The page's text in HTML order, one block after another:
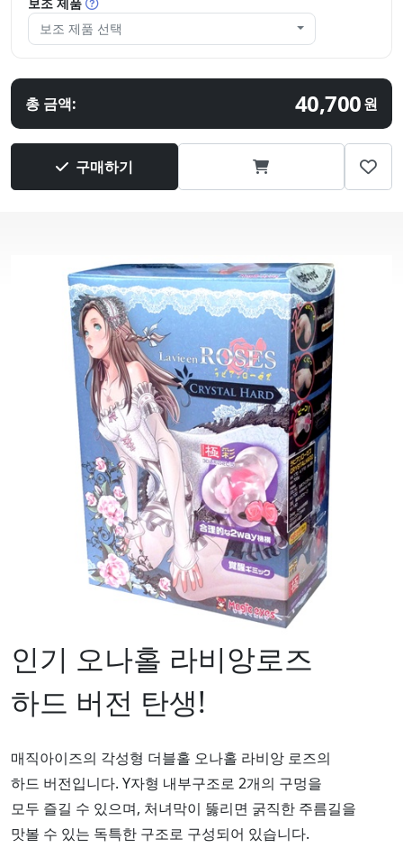
보조 제품 선택
총 금액: 40,700원
구매하기
인기 오나홀 라비앙로즈
하드 버전 탄생!
매직아이즈의 각성형 더블홀 오나홀 라비앙 로즈의
하드 버전입니다. Y자형 내부구조로 2개의 구멍을
모두 즐길 수 있으며, 처녀막이 뚫리면 굵직한 주름길을
맛볼 수 있는 독특한 구조로 구성되어 있습니다.